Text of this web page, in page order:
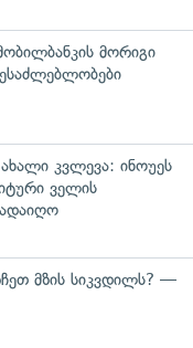
მორიგი
კვლევა: ინოუეს
ველის
მზის სიკვდილს? —